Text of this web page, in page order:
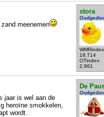
stora
18.714
OTindex:
2.861
meenemen
De
jaar is wel aan de
heroïne smokkelen,
wordt.